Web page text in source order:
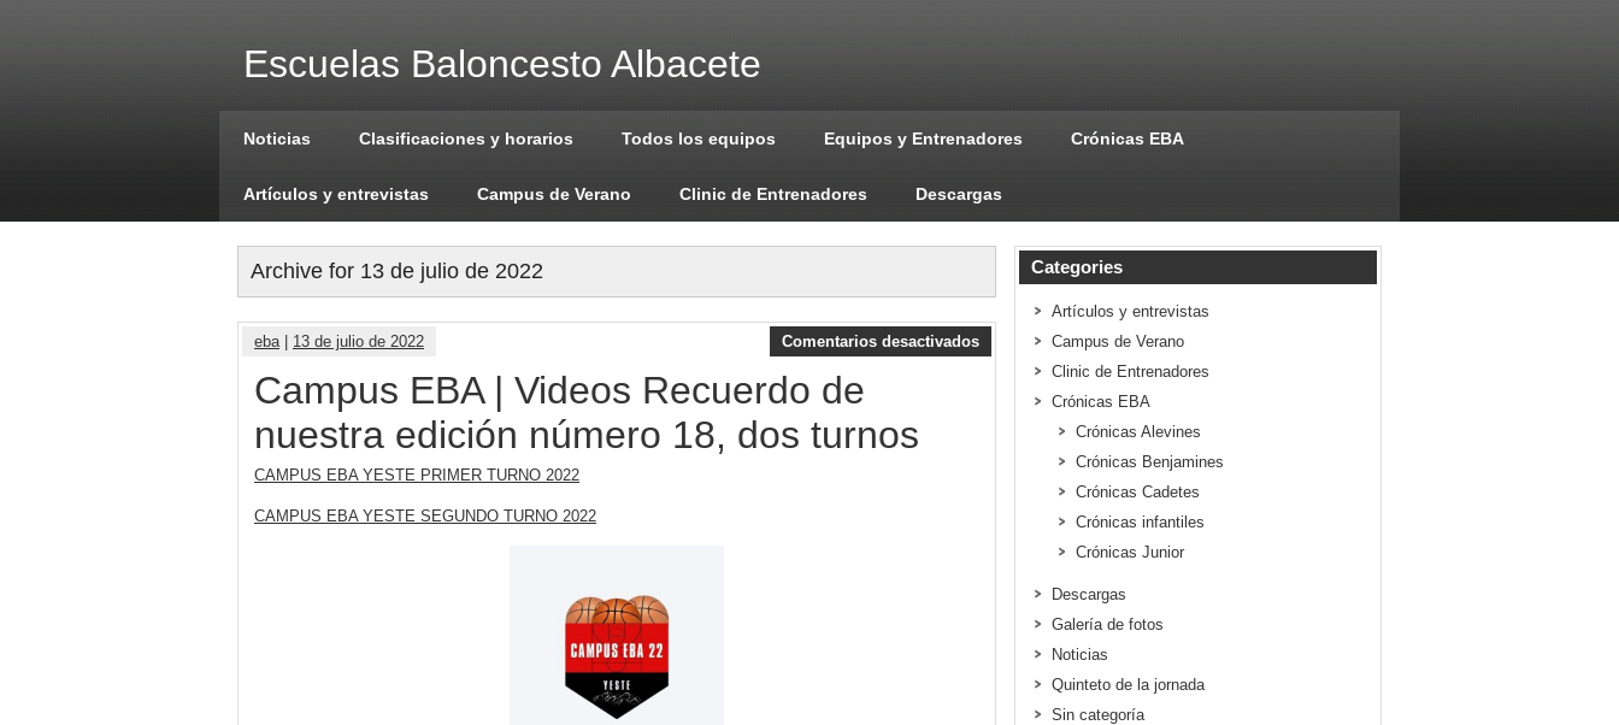
Escuelas Baloncesto Albacete
Noticias Clasificaciones y horarios Todos los equipos Equipos y Entrenadores Crónicas EBA
Artículos y entrevistas Campus de Verano Clinic de Entrenadores Descargas
Archive for 13 de julio de 2022
eba| 13 de julio de 2022 Comentarios desactivados
Campus EBA | Videos Recuerdo de
nuestra edición número 18, dos turnos
CAMPUS EBA YESTE PRIMER TURNO 2022
CAMPUS EBA YESTE SEGUNDO TURNO 2022
Categories
Artículos y entrevistas
Campus de Verano
Clinic de Entrenadores
Crónicas EBA
Crónicas Alevines
Crónicas Benjamines
Crónicas Cadetes
Crónicas infantiles
Crónicas Junior
Descargas
Galería de fotos
Noticias
Quinteto de la jornada
Sin categoría